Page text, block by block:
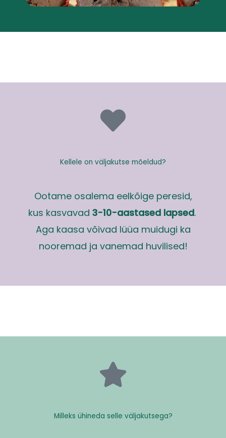
Kellele on väljakutse mõeldud?
Ootame osalema eelkõige peresid,
kus kasvavad 3-10-aastased lapsed.
Aga kaasa võivad lüüa muidugi ka
nooremad ja vanemad huvilised!
Milleks ühineda selle väljakutsega?